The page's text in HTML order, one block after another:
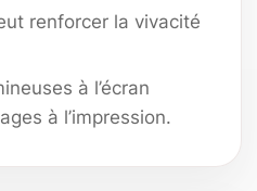
renforcer la vivacité
à l’écran
à l’impression.